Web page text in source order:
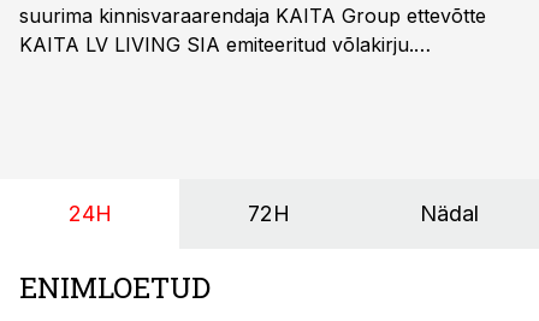
suurima kinnisvaraarendaja KAITA Group ettevõtte
KAITA LV LIVING SIA emiteeritud võlakirju.
24H 72H Nädal
ENIMLOETUD